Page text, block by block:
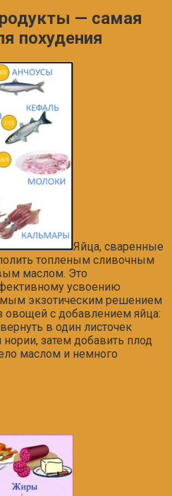
— самая
похудения
Яйца, сваренные
топленым сливочным
маслом. Это
усвоению
экзотическим решением
овощей с добавлением яйца:
в один листочек
затем добавить плод
маслом и немного